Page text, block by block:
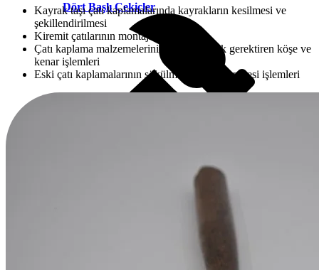
Dört Başlı Çekiçler
Kayrak taşı çatı kaplamalarında kayrakların kesilmesi ve
şekillendirilmesi
Kiremit çatılarının montajı ve onarımı
Çatı kaplama malzemelerinin detaylı işçilik gerektiren köşe ve
kenar işlemleri
Eski çatı kaplamalarının sökülmesi ve yenilenmesi işlemleri